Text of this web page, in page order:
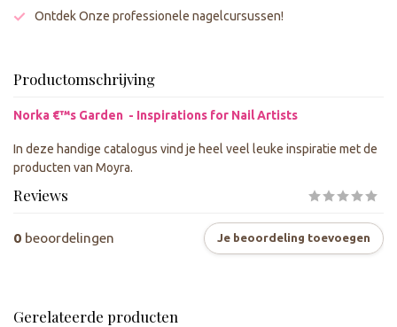
Ontdek Onze professionele nagelcursussen!
Productomschrijving
Norka €™s Garden - Inspirations for Nail Artists
In deze handige catalogus vind je heel veel leuke inspiratie met de
producten van Moyra.
Reviews
0 beoordelingen Je beoordeling toevoegen
Gerelateerde producten